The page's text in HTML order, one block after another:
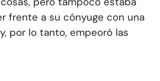
frente a su cónyuge con una
por lo tanto, empeoró las